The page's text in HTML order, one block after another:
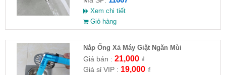
Xem chi tiết
Giỏ hàng
Nắp Ống Xả Máy Giặt Ngăn Mùi
Giá bán : 21,000₫
Giá sỉ VIP : 19,000₫